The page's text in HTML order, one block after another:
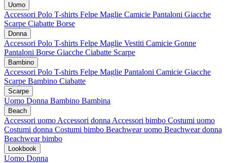
Uomo
Accessori Polo T-shirts Felpe Maglie Camicie Pantaloni Giacche
Scarpe Ciabatte Borse
Donna
Accessori Polo T-shirts Felpe Maglie Vestiti Camicie Gonne
Pantaloni Borse Giacche Ciabatte Scarpe
Bambino
Accessori Polo T-shirts Felpe Maglie Pantaloni Camicie Giacche
Scarpe Bambino Ciabatte
Scarpe
Uomo Donna Bambino Bambina
Beach
Accessori uomo Accessori donna Accessori bimbo Costumi uomo
Costumi donna Costumi bimbo Beachwear uomo Beachwear donna
Beachwear bimbo
Lookbook
Uomo Donna